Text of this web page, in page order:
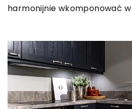
harmonijnie wkomponować